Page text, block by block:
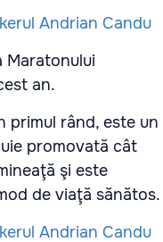
Maratonului
an.
primul rând, este un
promovată cât
şi este
de viaţă sănătos.